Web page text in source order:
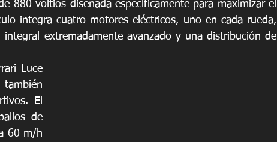
880 voltios diseñada específicamente para maximizar el
integra cuatro motores eléctricos, uno en cada rueda,
extremadamente avanzado y una distribución de
Luce
también
El
de
60 m/h